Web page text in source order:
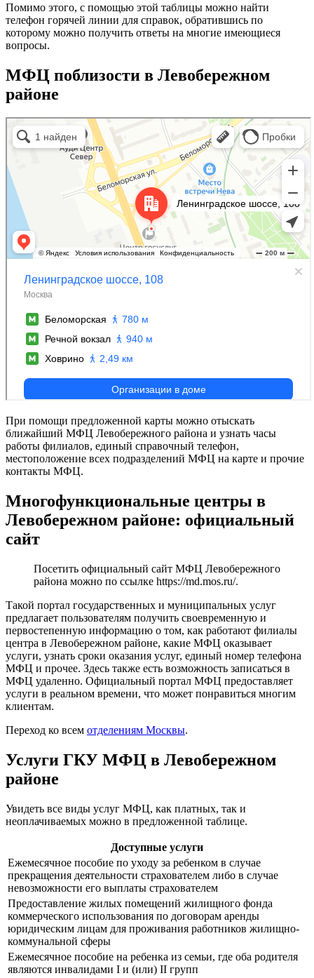
Помимо этого, с помощью этой таблицы можно найти
телефон горячей линии для справок, обратившись по
которому можно получить ответы на многие имеющиеся
вопросы.
МФЦ поблизости в Левобережном
районе
При помощи предложенной карты можно отыскать
ближайший МФЦ Левобережного района и узнать часы
работы филиалов, единый справочный телефон,
местоположение всех подразделений МФЦ на карте и прочие
контакты МФЦ.
Многофункциональные центры в
Левобережном районе: официальный
сайт
Посетить официальный сайт МФЦ Левобережного
района можно по ссылке https://md.mos.ru/.
Такой портал государственных и муниципальных услуг
предлагает пользователям получить своевременную и
первостепенную информацию о том, как работают филиалы
центра в Левобережном районе, какие МФЦ оказывает
услуги, узнать сроки оказания услуг, единый номер телефона
МФЦ и прочее. Здесь также есть возможность записаться в
МФЦ удаленно. Официальный портал МФЦ предоставляет
услуги в реальном времени, что может понравиться многим
клиентам.
Переход ко всем отделениям Москвы.
Услуги ГКУ МФЦ в Левобережном
районе
Увидеть все виды услуг МФЦ, как платных, так и
неоплачиваемых можно в предложенной таблице.
Доступные услуги
Ежемесячное пособие по уходу за ребенком в случае
прекращения деятельности страхователем либо в случае
невозможности его выплаты страхователем
Предоставление жилых помещений жилищного фонда
коммерческого использования по договорам аренды
юридическим лицам для проживания работников жилищно-
коммунальной сферы
Ежемесячное пособие на ребенка из семьи, где оба родителя
являются инвалидами I и (или) II групп